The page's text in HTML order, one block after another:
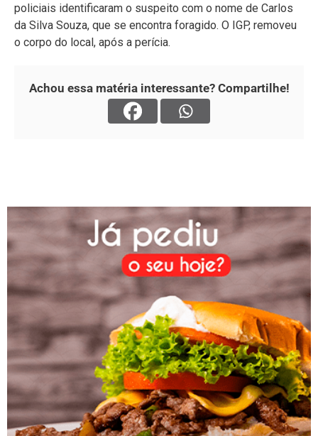
policiais identificaram o suspeito com o nome de Carlos
da Silva Souza, que se encontra foragido. O IGP, removeu
o corpo do local, após a perícia.
Achou essa matéria interessante? Compartilhe!